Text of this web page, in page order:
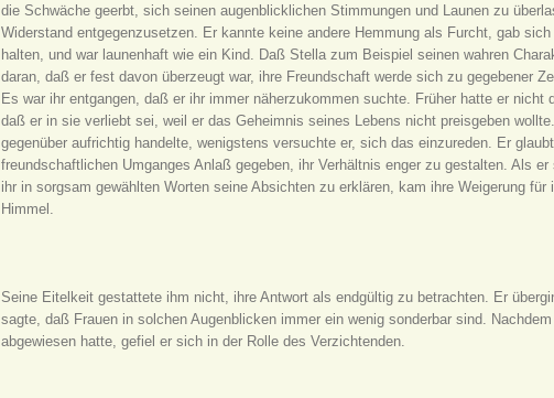
die Schwäche geerbt, sich seinen augenblicklichen Stimmungen und Launen zu
Widerstand entgegenzusetzen. Er kannte keine andere Hemmung als Furcht, gab
halten, und war launenhaft wie ein Kind. Daß Stella zum Beispiel seinen wahren
daran, daß er fest davon überzeugt war, ihre Freundschaft werde sich zu gegebener
Es war ihr entgangen, daß er ihr immer näherzukommen suchte. Früher hatte er nicht
daß er in sie verliebt sei, weil er das Geheimnis seines Lebens nicht preisgeben
gegenüber aufrichtig handelte, wenigstens versuchte er, sich das einzureden. Er
freundschaftlichen Umganges Anlaß gegeben, ihr Verhältnis enger zu gestalten. Als
ihr in sorgsam gewählten Worten seine Absichten zu erklären, kam ihre Weigerung
Himmel.
Seine Eitelkeit gestattete ihm nicht, ihre Antwort als endgültig zu betrachten. Er
sagte, daß Frauen in solchen Augenblicken immer ein wenig sonderbar sind.
abgewiesen hatte, gefiel er sich in der Rolle des Verzichtenden.